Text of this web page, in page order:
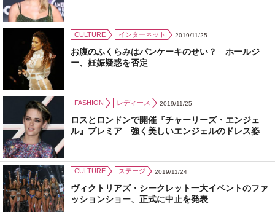
CULTURE インターネット 2019/11/25
お腹のふくらみはパンケーキのせい？ ホールジ
ー、妊娠疑惑を否定
FASHION レディース 2019/11/25
ロスとロンドンで開催『チャーリーズ・エンジェ
ル』プレミア 強く美しいエンジェルのドレス姿
CULTURE ステージ 2019/11/24
ヴィクトリアズ・シークレット一大イベントのファ
ッションショー、正式に中止を発表